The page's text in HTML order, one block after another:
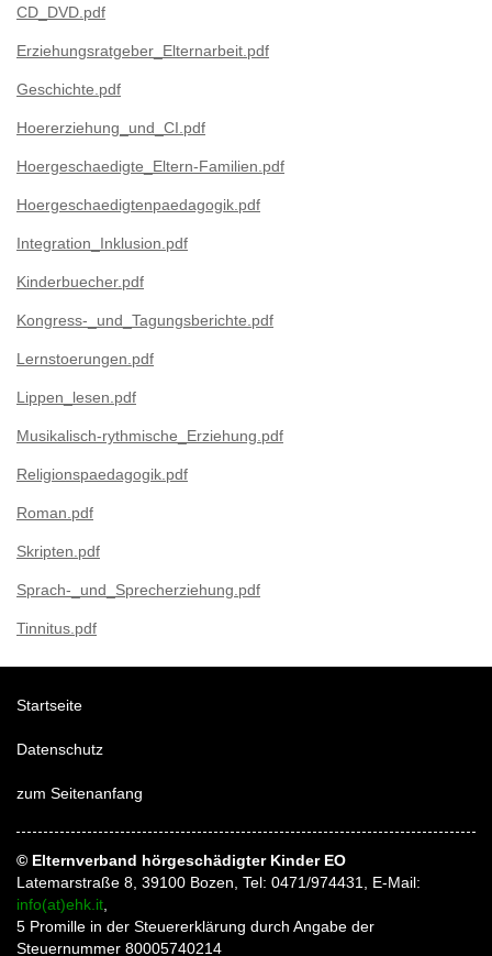
CD_DVD.pdf
Erziehungsratgeber_Elternarbeit.pdf
Geschichte.pdf
Hoererziehung_und_CI.pdf
Hoergeschaedigte_Eltern-Familien.pdf
Hoergeschaedigtenpaedagogik.pdf
Integration_Inklusion.pdf
Kinderbuecher.pdf
Kongress-_und_Tagungsberichte.pdf
Lernstoerungen.pdf
Lippen_lesen.pdf
Musikalisch-rythmische_Erziehung.pdf
Religionspaedagogik.pdf
Roman.pdf
Skripten.pdf
Sprach-_und_Sprecherziehung.pdf
Tinnitus.pdf
Startseite
Datenschutz
zum Seitenanfang
© Elternverband hörgeschädigter Kinder EO
Latemarstraße 8, 39100 Bozen, Tel: 0471/974431, E-Mail:
info(at)ehk.it
5 Promille in der Steuererklärung durch Angabe der
Steuernummer 80005740214